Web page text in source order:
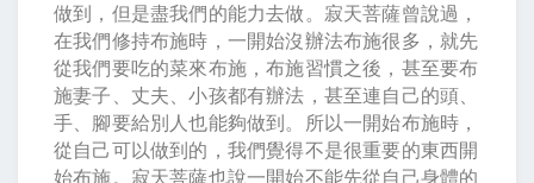
做到，但是盡我們的能力去做。寂天菩薩曾說過，
在我們修持布施時，一開始沒辦法布施很多，就先
從我們要吃的菜來布施，布施習慣之後，甚至要布
施妻子、丈夫、小孩都有辦法，甚至連自己的頭、
手、腳要給別人也能夠做到。所以一開始布施時，
從自己可以做到的，我們覺得不是很重要的東西開
始布施。寂天菩薩也說一開始不能先從自己身體的